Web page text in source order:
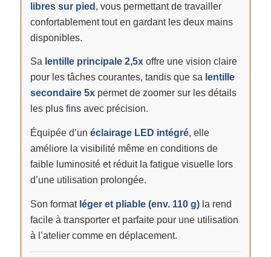
libres sur pied , vous permettant de travailler
confortablement tout en gardant les deux mains
disponibles.
Sa lentille principale 2,5xoffre une vision claire
pour les tâches courantes, tandis que sa lentille
secondaire 5xpermet de zoomer sur les détails
les plus fins avec précision.
Équipée d’un éclairage LED intégré, elle
améliore la visibilité même en conditions de
faible luminosité et réduit la fatigue visuelle lors
d’une utilisation prolongée.
Son format léger et pliable (env. 110 g)la rend
facile à transporter et parfaite pour une utilisation
à l’atelier comme en déplacement.